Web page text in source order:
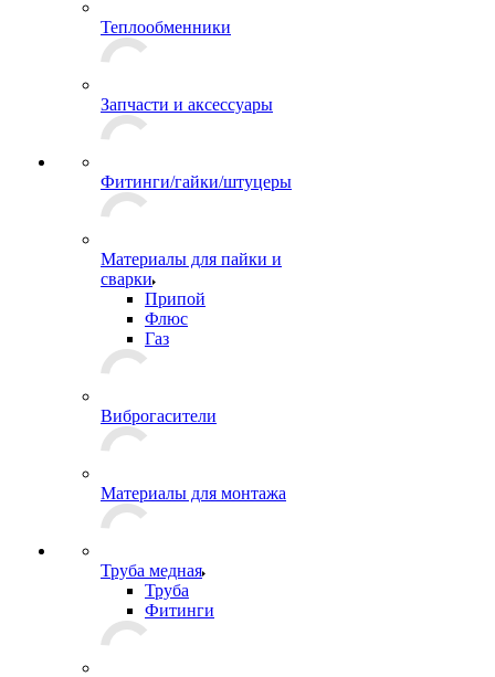
Теплообменники
Запчасти и аксессуары
Фитинги/гайки/штуцеры
Материалы для пайки и
сварки
Припой
Флюс
Газ
Виброгасители
Материалы для монтажа
Труба медная
Труба
Фитинги